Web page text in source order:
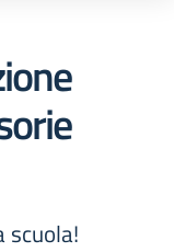
scuola!